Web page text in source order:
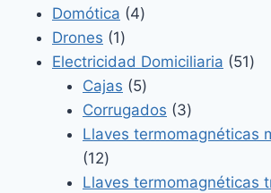
Domótica 44
Drones 11
producto
Electricidad Domiciliaria 5151
Cajas 55
productos
Corrugados 33
productos
Llaves termomagnéticas
1212
productos
Llaves termomagnéticas